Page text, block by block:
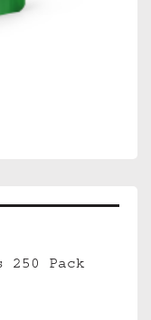
Pack